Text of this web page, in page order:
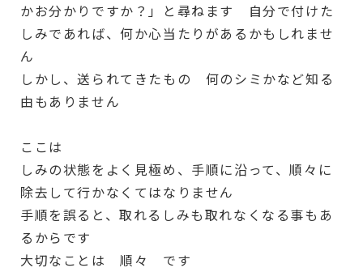
かお分かりですか？」と尋ねます 自分で付けた
しみであれば、何か心当たりがあるかもしれませ
ん
しかし、送られてきたもの 何のシミかなど知る
由もありません
ここは
しみの状態をよく見極め、手順に沿って、順々に
除去して行かなくてはなりません
手順を誤ると、取れるしみも取れなくなる事もあ
るからです
大切なことは 順々 です